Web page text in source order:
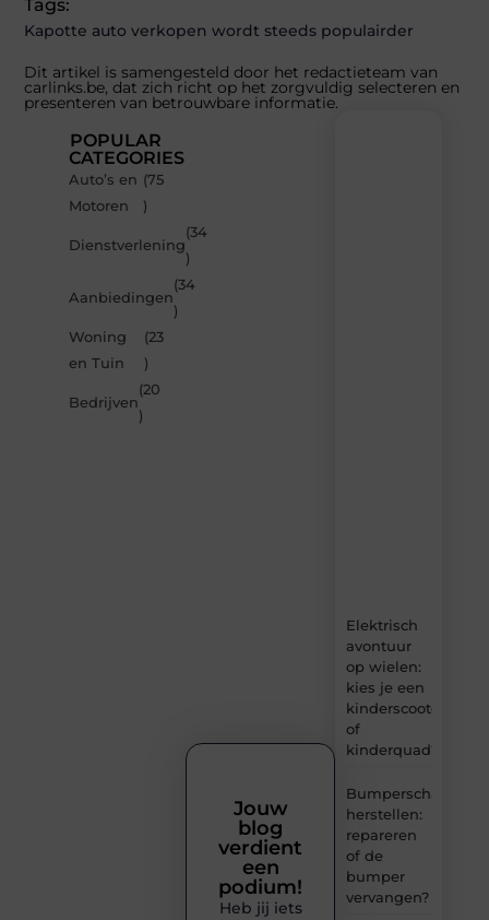
Tags:
Kapotte auto verkopen wordt steeds populairder
Dit artikel is samengesteld door het redactieteam van
carlinks.be, dat zich richt op het zorgvuldig selecteren en
presenteren van betrouwbare informatie.
POPULAR
CATEGORIES
Auto’s en
Motoren
(75
)
Dienstverlening
(34
)
Aanbiedingen
(34
)
Woning
en Tuin
(23
)
Bedrijven
(20
)
Elektrisch
avontuur
op wielen:
kies je een
kinderscooter
of
kinderquad?
Bumperschade
herstellen:
repareren
of de
bumper
vervangen?
Jouw
blog
verdient
een
podium!
Heb jij iets